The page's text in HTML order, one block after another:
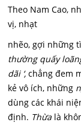
Theo Nam Cao,
vị, nhạt
nhẽo, gợi những
thường quấy
dãi ‘, chẳng đem
kẻ vô ích, những
dùng các khái
định. Thừa là